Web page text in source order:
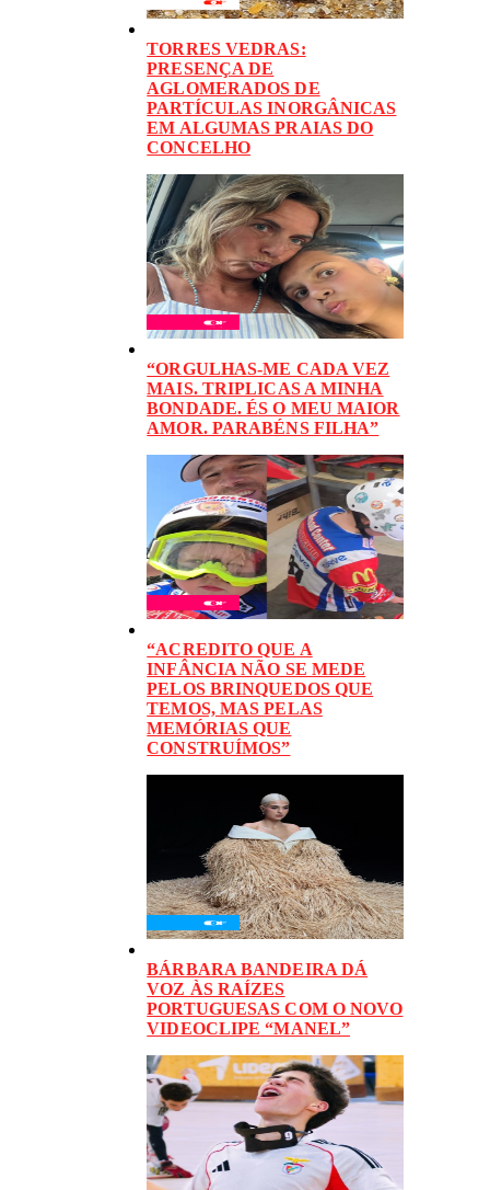
TORRES VEDRAS:
PRESENÇA DE
AGLOMERADOS DE
PARTÍCULAS INORGÂNICAS
EM ALGUMAS PRAIAS DO
CONCELHO
“ORGULHAS-ME CADA VEZ
MAIS. TRIPLICAS A MINHA
BONDADE. ÉS O MEU MAIOR
AMOR. PARABÉNS FILHA”
“ACREDITO QUE A
INFÂNCIA NÃO SE MEDE
PELOS BRINQUEDOS QUE
TEMOS, MAS PELAS
MEMÓRIAS QUE
CONSTRUÍMOS”
BÁRBARA BANDEIRA DÁ
VOZ ÀS RAÍZES
PORTUGUESAS COM O NOVO
VIDEOCLIPE “MANEL”